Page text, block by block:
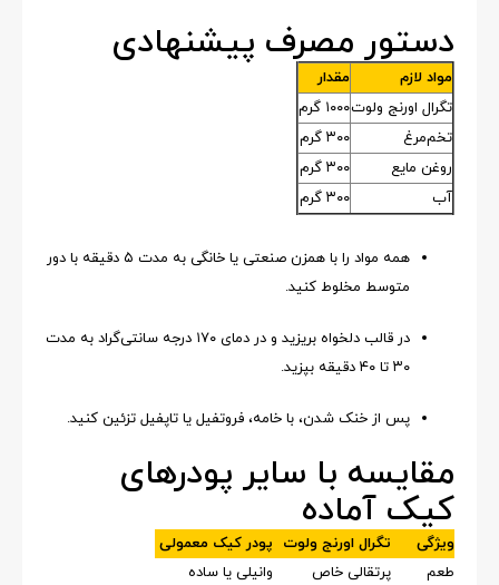
دستور مصرف پیشنهادی
مواد لازم
مقدار
تگرال اورنج ولوت۱۰۰۰ گرم
تخم‌مرغ
۳۰۰ گرم
روغن مایع
۳۰۰ گرم
آب
۳۰۰ گرم
همه مواد را با همزن صنعتی یا خانگی به مدت ۵ دقیقه با دور
متوسط مخلوط کنید.
در قالب دلخواه بریزید و در دمای ۱۷۰ درجه سانتی‌گراد به مدت
۳۰ تا ۴۰ دقیقه بپزید.
پس از خنک شدن، با خامه، فروتفیل یا تاپفیل تزئین کنید.
مقایسه با سایر پودرهای
کیک آماده
ویژگی تگرال اورنج ولوت
پودر کیک معمولی
طعم
پرتقالی خاص
وانیلی یا ساده